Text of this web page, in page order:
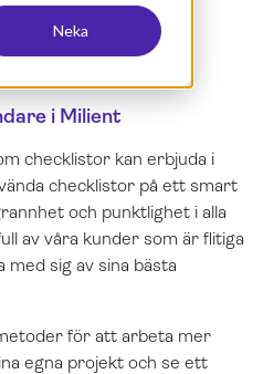
Neka
i Milient
checklistor kan erbjuda i
checklistor på ett smart
och punktlighet i alla
av våra kunder som är flitiga
sig av sina bästa
för att arbeta mer
egna projekt och se ett